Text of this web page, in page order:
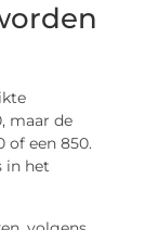
maar de
of een 850.
in het